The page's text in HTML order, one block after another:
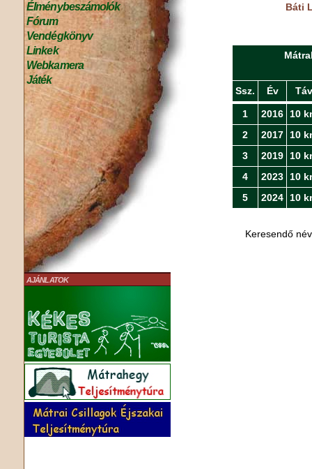
Élménybeszámolók
Fórum
Vendégkönyv
Linkek
Webkamera
Játék
AJÁNLATOK
Báti
Ssz. Év Táv
1 2016
10
2
2017
10
3
2019
10
4
2023
10
5
2024 10
Keresendő